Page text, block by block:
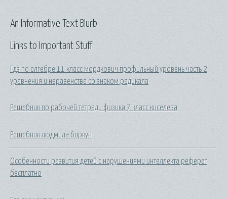
Links to Important Stuff
Гдз по алгебре 11 класс мордкович профильный уровень часть 2
уравнения и неравенства со знаком радикала
Решебник по рабочей тетради физика 7 класс киселева
Решебник людмила биркун
Особенности развития детей с нарушениями интеллекта реферат
бесплатно
An Informative Text Blurb